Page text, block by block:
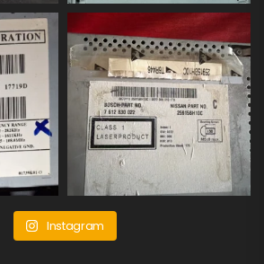
Instagram